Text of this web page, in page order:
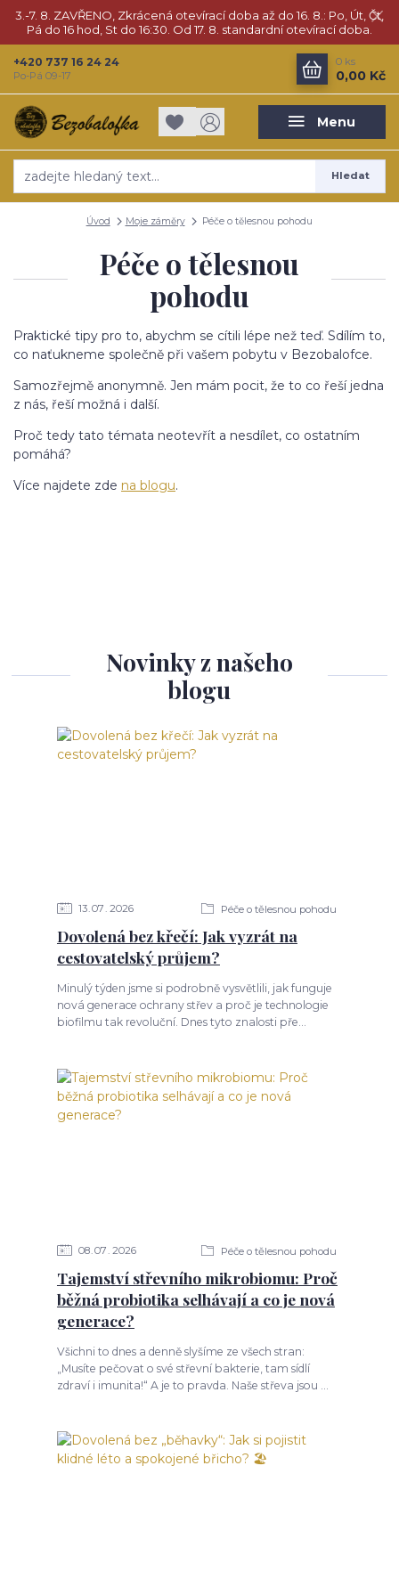
3.-7. 8. ZAVŘENO, Zkrácená otevírací doba až do 16. 8.: Po, Út, Čt,
Pá do 16 hod, St do 16:30. Od 17. 8. standardní otevírací doba.
Menu
Hledat
+420 737 16 24 24
Po-Pá 09-17
0 ks
0,00 Kč
Úvod Moje záměry Péče o tělesnou pohodu
Péče o tělesnou
pohodu
Praktické tipy pro to, abychm se cítili lépe než teď. Sdílím to,
co naťukneme společně při vašem pobytu v Bezobalofce.
Samozřejmě anonymně. Jen mám pocit, že to co řeší jedna
z nás, řeší možná i další.
Proč tedy tato témata neotevřít a nesdílet, co ostatním
pomáhá?
Více najdete zde na blogu.
Novinky z našeho
blogu
13 07 2026 Péče o tělesnou pohodu
Dovolená bez křečí: Jak vyzrát na
cestovatelský průjem?
Minulý týden jsme si podrobně vysvětlili, jak funguje
nová generace ochrany střev a proč je technologie
biofilmu tak revoluční. Dnes tyto znalosti pře...
08 07 2026 Péče o tělesnou pohodu
Tajemství střevního mikrobiomu: Proč
běžná probiotika selhávají a co je nová
generace?
Všichni to dnes a denně slyšíme ze všech stran:
„Musíte pečovat o své střevní bakterie, tam sídlí
zdraví i imunita!“ A je to pravda. Naše střeva jsou ...